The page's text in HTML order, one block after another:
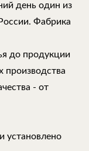
день один из
Фабрика
до продукции
производства
- от
установлено